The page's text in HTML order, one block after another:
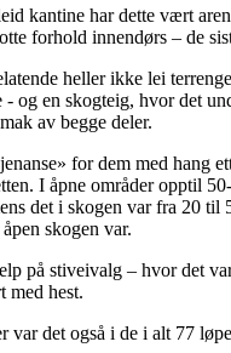
kantine har dette vært
forhold innendørs – de
heller ikke lei
- og en skogteig, hvor det
av begge deler.
for dem med hang
I åpne områder opptil
det i skogen var fra 20 til
skogen var.
på stiveivalg – hvor det
med hest.
var det også i de i alt 77